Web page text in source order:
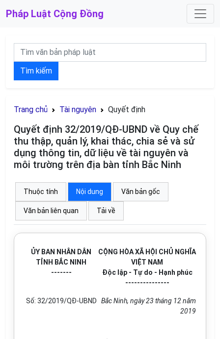
Pháp Luật Cộng Đồng
Tìm kiếm
Trang chủ Tài nguyên Quyết định
Quyết định 32/2019/QĐ-UBND về Quy chế
thu thập, quản lý, khai thác, chia sẻ và sử
dụng thông tin, dữ liệu về tài nguyên và
môi trường trên địa bàn tỉnh Bắc Ninh
Thuộc tính Nội dung Văn bản gốc
Văn bản liên quan Tải về
ỦY BAN NHÂN DÂN
TỈNH BẮC NINH
-------
CỘNG HÒA XÃ HỘI CHỦ NGHĨA
VIỆT NAM
Độc lập - Tự do - Hạnh phúc
---------------
Số: 32/2019/QĐ-UBND Bắc Ninh, ngày23 tháng 12 năm
2019